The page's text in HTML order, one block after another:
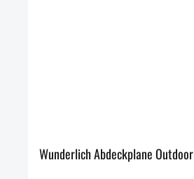
Wunderlich Abdeckplane Outdoor